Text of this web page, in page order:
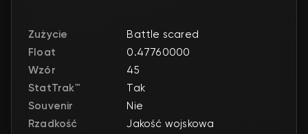
Zużycie
Battle scared
Float
0.47760000
Wzór
45
StatTrak™
Tak
Souvenir
Nie
Rzadkość
Jakość wojskowa